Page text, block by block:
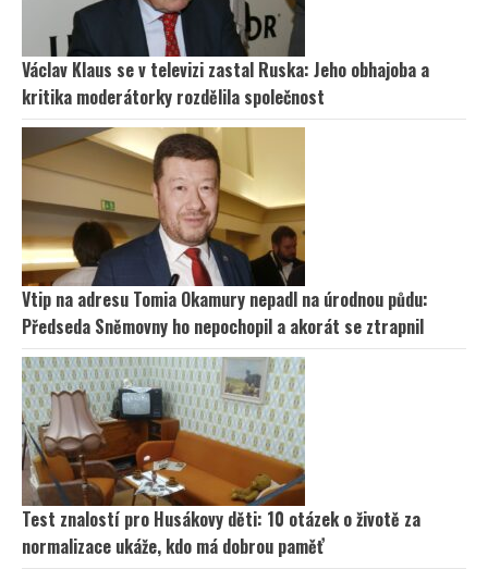
Václav Klaus se v televizi zastal Ruska: Jeho obhajoba a
kritika moderátorky rozdělila společnost
Vtip na adresu Tomia Okamury nepadl na úrodnou půdu:
Předseda Sněmovny ho nepochopil a akorát se ztrapnil
Test znalostí pro Husákovy děti: 10 otázek o životě za
normalizace ukáže, kdo má dobrou paměť